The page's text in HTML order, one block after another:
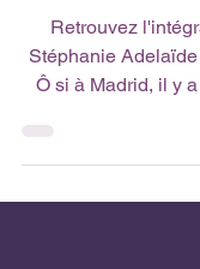
l'école
Retrouvez